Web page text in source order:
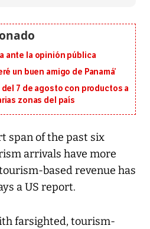
ante la opinión pública
un buen amigo de Panamá’
7 de agosto con productos a
zonas del país
span of the past six
arrivals have more
based revenue has
a US report.
farsighted, tourism-